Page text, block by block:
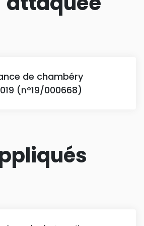
de chambéry
(n°19/000668)